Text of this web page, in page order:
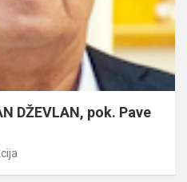
DŽEVLAN, pok. Pave